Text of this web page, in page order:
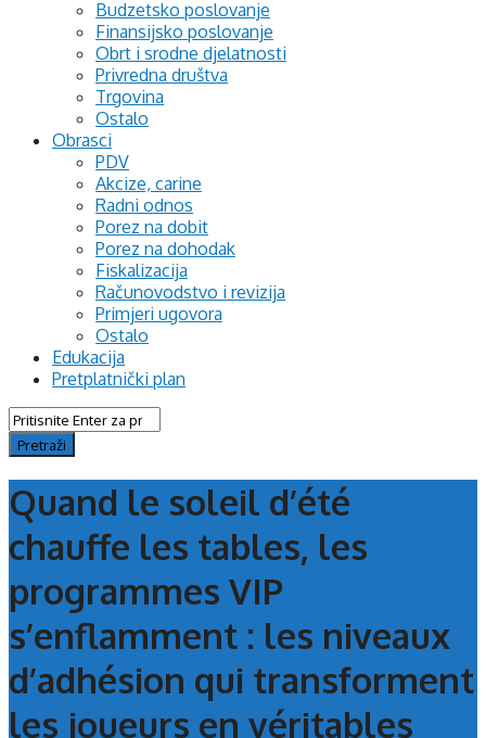
Budzetsko poslovanje
Finansijsko poslovanje
Obrt i srodne djelatnosti
Privredna društva
Trgovina
Ostalo
Obrasci
PDV
Akcize, carine
Radni odnos
Porez na dobit
Porez na dohodak
Fiskalizacija
Računovodstvo i revizija
Primjeri ugovora
Ostalo
Edukacija
Pretplatnički plan
Quand le soleil d’été
chauffe les tables, les
programmes VIP
s’enflamment : les niveaux
d’adhésion qui transforment
les joueurs en véritables